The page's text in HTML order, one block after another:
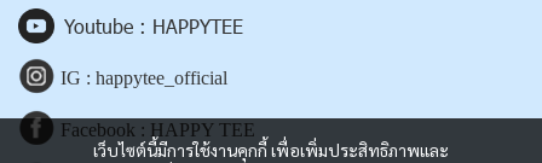
เว็บไซต์นี้มีการใช้งานคุกกี้ เพื่อเพิ่มประสิทธิภาพและ
Youtube : HAPPYTEE
IG : happytee_official
Facebook : HAPPY TEE